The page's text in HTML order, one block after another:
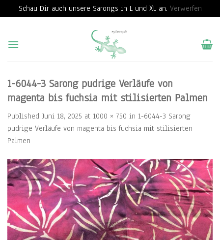
Schau Dir auch unsere Sarongs in L und XL an. Verwerfen
content
1-6044-3 Sarong pudrige Verläufe von
magenta bis fuchsia mit stilisierten Palmen
Published Juni 18, 2025 at 1000 × 750 in 1-6044-3 Sarong
pudrige Verläufe von magenta bis fuchsia mit stilisierten
Palmen